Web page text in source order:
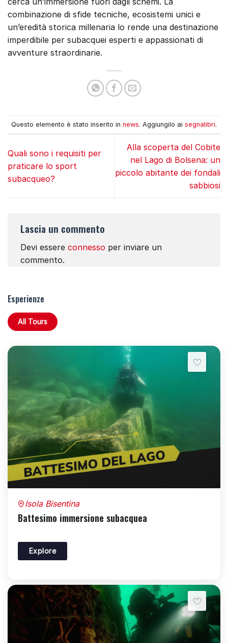
combinazione di sfide tecniche, ecosistemi unici e
un’eredità storica millenaria lo rende una destinazione
imperdibile per subacquei esperti e appassionati di
avventure straordinarie.
Questo elemento è stato inserito in news. Aggiungilo ai segnalibri.
Quali sono i requisiti per
praticare lo sport
subacqueo?
Alla scoperta del Cobite
nel Lago di Bolsena: un
piccolo abitante dei fondali
sabbiosi
Lascia un commento
Devi essere connesso per inviare un
commento.
Esperienze
All Tours
Isola Bisentina
Battesimo immersione subacquea
Explore